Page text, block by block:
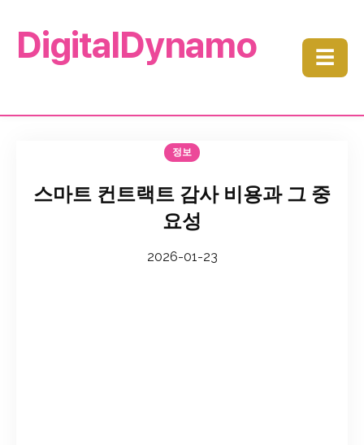
DigitalDynamo ☰
정보
스마트 컨트랙트 감사 비용과 그 중
요성
2026-01-23